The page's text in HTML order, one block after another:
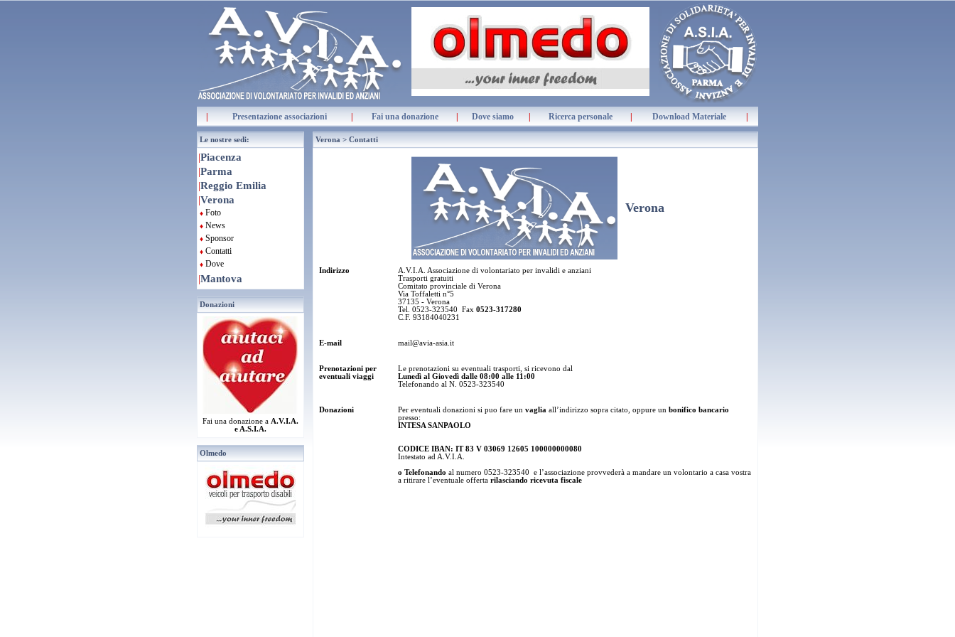
Presentazione associazioni Fai una donazione Dove siamo Ricerca personale Download Materiale
Le nostre sedi:
|Piacenza
|Parma
|Reggio Emilia
|Verona
♦ Foto
♦ News
♦ Sponsor
♦ Contatti
♦ Dove
|Mantova
Donazioni
Fai una donazione a A.V.I.A.
e A.S.I.A.
Olmedo
Verona > Contatti
Verona
Indirizzo
A.V.I.A. Associazione di volontariato per invalidi e anziani
Trasporti gratuiti
Comitato provinciale di Verona
Via Toffaletti n°5
37135 - Verona
Tel. 0523-323540
Fax 0523-317280
C.F. 93184040231
E-mail mail@avia-asia.it
Prenotazioni per
eventuali viaggi
Le prenotazioni su eventuali trasporti, si ricevono dal
Lunedì al Giovedì dalle 08:00 alle 11:00
Telefonando al N. 0523-323540
Donazioni Per eventuali donazioni si puo fare un vaglia all’indirizzo sopra citato, oppure un bonifico bancario
presso:
INTESA SANPAOLO
CODICE IBAN: IT 83 V 03069 12605 100000000080
Intestato ad A.V.I.A.
o Telefonando al numero 0523-323540
e l’associazione provvederà a mandare un volontario a casa vostra
a ritirare l’eventuale offerta rilasciando ricevuta fiscale